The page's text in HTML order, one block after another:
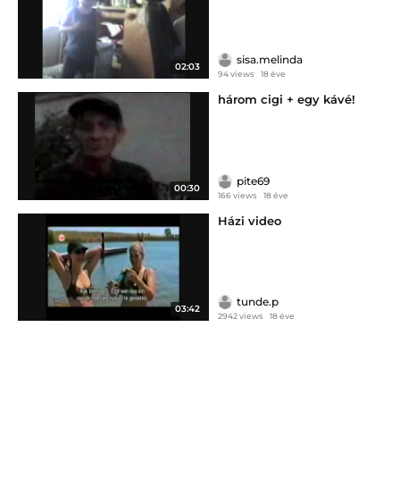
02:03
sisa.melinda
94 views 18 éve
00:30
három cigi + egy kávé!
pite69
166 views 18 éve
03:42
Házi video
tunde.p
2942 views 18 éve